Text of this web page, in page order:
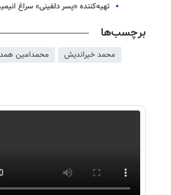
تهیه‌کننده «پسر دلفینی» سراغ
برچسب‌ها
محمد خیراندیش محمدامین